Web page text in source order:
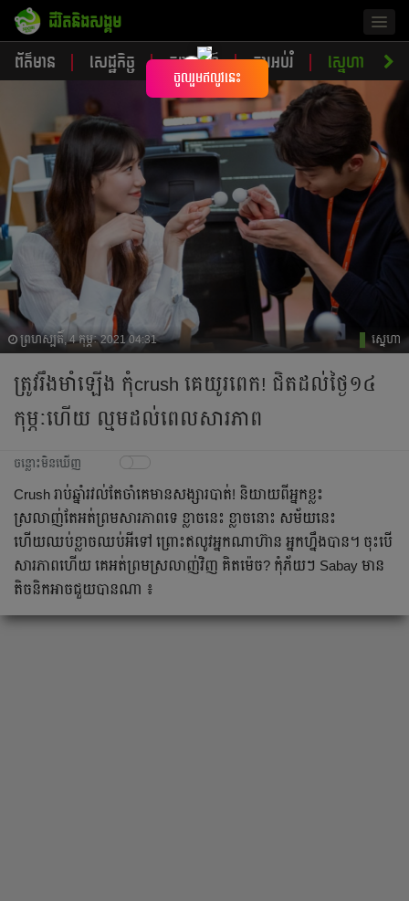
ជីវិតនិងសង្គម
ព័ត៌មាន សេដ្ឋកិច្ច ចរាចរណ៍ ការអប់រំ ស្នេហា
ព្រហស្បតិ៍, 4 កុម្ភៈ 2021 04:31 ស្នេហា
ត្រូវរឹងមាំឡើង កុំcrush គេយូរពេក! ជិតដល់ថ្ងៃ១៤
កុម្ភៈហើយ ល្មមដល់ពេលសារភាព
ចន្លោះមិនឃើញ
Crush រាប់ឆ្នាំរវល់តែចាំគេមានសង្សារបាត់! និយាយពីអ្នកខ្លះ
ស្រលាញ់តែអត់ព្រមសារភាពទេ ខ្លាចនេះ ខ្លាចនោះ សម័យនេះ
ហើយឈប់ខ្លាចឈប់អីទៅ ព្រោះឥលូវអ្នកណាហ៊ាន អ្នកហ្នឹងបាន។ ចុះបើ
សារភាពហើយ គេអត់ព្រមស្រលាញ់វិញ គិតម៉េច? កុំភ័យៗ Sabay មាន
តិចនិកអាចជួយបានណា ៖
×
ចូលរួមឥលូវនេះ